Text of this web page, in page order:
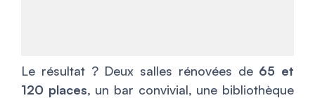
Le résultat ? Deux salles rénovées de 65 et
120 places, un bar convivial, une bibliothèque